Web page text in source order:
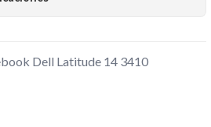
Dell Latitude 14 3410